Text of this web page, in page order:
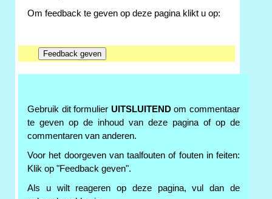
Om feedback te geven op deze pagina klikt u op:
Gebruik dit formulier UITSLUITENDom commentaar
te geven op de inhoud van deze pagina of op de
commentaren van anderen.
Voor het doorgeven van taalfouten of fouten in feiten:
Klik op "Feedback geven".
Als u wilt reageren op deze pagina, vul dan de